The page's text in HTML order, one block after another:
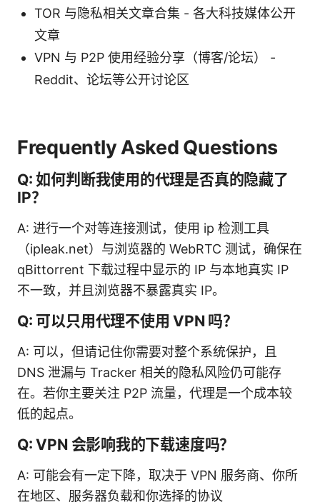
TOR 与隐私相关文章合集 - 各大科技媒体公开
文章
VPN 与 P2P 使用经验分享（博客/论坛） -
Reddit、论坛等公开讨论区
Frequently Asked Questions
Q: 如何判断我使用的代理是否真的隐藏了
IP？
A: 进行一个对等连接测试，使用 ip 检测工具
（ipleak.net）与浏览器的 WebRTC 测试，确保在
qBittorrent 下载过程中显示的 IP 与本地真实 IP
不一致，并且浏览器不暴露真实 IP。
Q: 可以只用代理不使用 VPN 吗？
A: 可以，但请记住你需要对整个系统保护，且
DNS 泄漏与 Tracker 相关的隐私风险仍可能存
在。若你主要关注 P2P 流量，代理是一个成本较
低的起点。
Q: VPN 会影响我的下载速度吗？
A: 可能会有一定下降，取决于 VPN 服务商、你所
在地区、服务器负载和你选择的协议